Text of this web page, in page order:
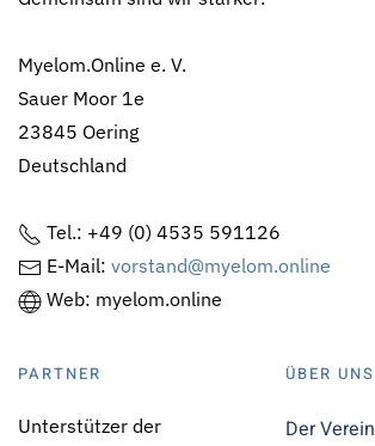
Myelom.Online e. V.
Sauer Moor 1e
23845 Oering
Deutschland
Tel.: +49 (0) 4535 591126
E-Mail: vorstand@myelom.online
Web: myelom.online
PARTNER
Unterstützer der
ÜBER UNS
Der Verein